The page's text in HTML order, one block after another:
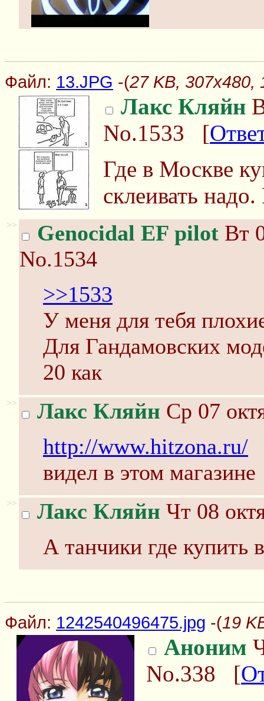
Файл: 13.JPG -(27 KB, 307x480,
Лакс Кляйн
No.1533 [
Где в Москве
склеивать
>> Genocidal EF pilot Вт
No.1534
>>1533
У меня для тебя
Для Гандамовских
20 как
>> Лакс Кляйн Ср 07
http://www.hitzona.ru/
видел в этом магазине
>> Лакс Кляйн Чт 08
А танчики где купить
Файл: 1242540496475.jpg -(19
Аноним
No.338 [